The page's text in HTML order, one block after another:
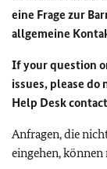
eine Frage zur
allgemeine
If your question
issues, please do
Help Desk
Anfragen, die
eingehen,